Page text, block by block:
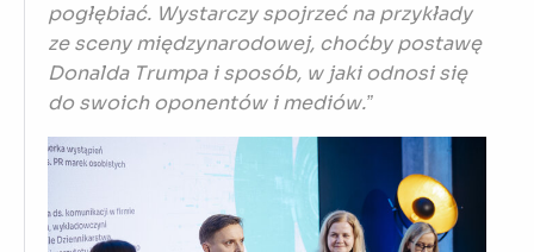
pogłębiać. Wystarczy spojrzeć na przykłady
ze sceny międzynarodowej, choćby postawę
Donalda Trumpa i sposób, w jaki odnosi się
do swoich oponentów i mediów.”